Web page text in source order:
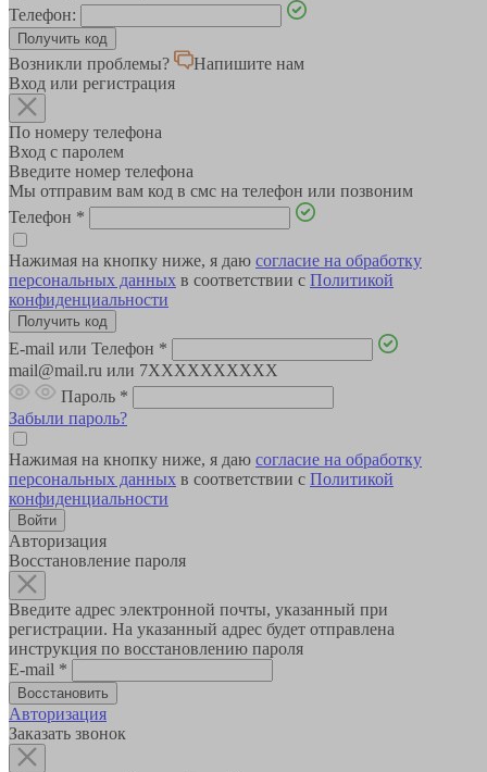
Телефон:
Возникли проблемы?
Напишите нам
Вход или регистрация
По номеру телефона
Вход с паролем
Введите номер телефона
Мы отправим вам код в смс на телефон или позвоним
Телефон *
Нажимая на кнопку ниже, я даю согласие на обработку
персональных данных в соответствии с Политикой
конфиденциальности
E-mail или Телефон *
mail@mail.ru или 7XXXXXXXXXX
Пароль *
Забыли пароль?
Нажимая на кнопку ниже, я даю согласие на обработку
персональных данных в соответствии с Политикой
конфиденциальности
Авторизация
Восстановление пароля
Введите адрес электронной почты, указанный при
регистрации. На указанный адрес будет отправлена
инструкция по восстановлению пароля
E-mail *
Авторизация
Заказать звонок